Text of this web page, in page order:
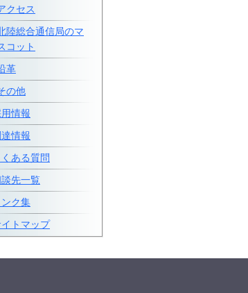
クセス
陸総合通信局のマ
コット
革
の他
情報
情報
くある質問
先一覧
ンク集
トマップ